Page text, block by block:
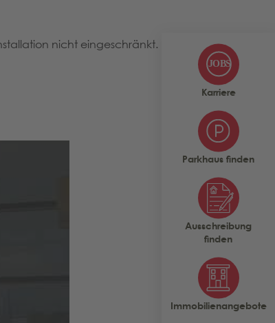
Karriere
Parkhaus finden
Ausschreibung
finden
Immobilienangebote
nicht eingeschränkt.